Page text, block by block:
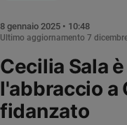
Chiesa
e
Santi
Devozione
Cecilia Sala
l'abbraccio a
fidanzato
8 gennaio 2025 • 10:48
Ultimo aggiornamento 7